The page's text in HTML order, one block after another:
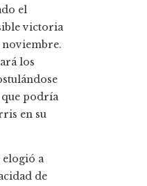
el
victoria
los
podría
en su
a
de